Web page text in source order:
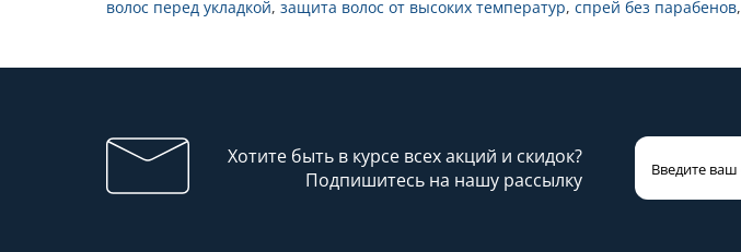
волос перед укладкой, защита волос от высоких температур, спрей без парабенов,
Хотите быть в курсе всех акций и скидок?
Подпишитесь на нашу рассылку